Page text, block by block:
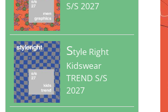
S/S 2027
Style Right
Kidswear
TREND S/S
2027